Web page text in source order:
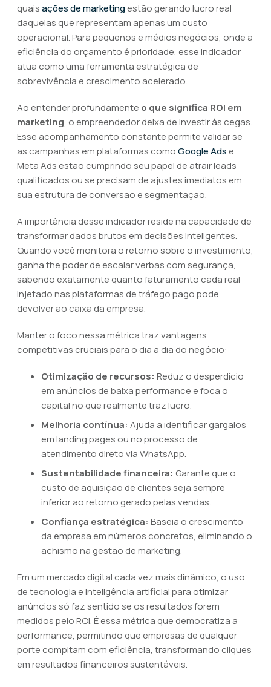
quaisações de marketingestão gerando lucro real
daquelas que representam apenas um custo
operacional. Para pequenos e médios negócios, onde a
eficiência do orçamento é prioridade, esse indicador
atua como uma ferramenta estratégica de
sobrevivência e crescimento acelerado.
Ao entender profundamente o que significa ROI em
marketing, o empreendedor deixa de investir às cegas.
Esse acompanhamento constante permite validar se
as campanhas em plataformas comoGoogle Ads e
Meta Ads estão cumprindo seu papel de atrair leads
qualificados ou se precisam de ajustes imediatos em
sua estrutura de conversão e segmentação.
A importância desse indicador reside na capacidade de
transformar dados brutos em decisões inteligentes.
Quando você monitora o retorno sobre o investimento,
ganha the poder de escalar verbas com segurança,
sabendo exatamente quanto faturamento cada real
injetado nas plataformas de tráfego pago pode
devolver ao caixa da empresa.
Manter o foco nessa métrica traz vantagens
competitivas cruciais para o dia a dia do negócio:
Otimização de recursos: Reduz o desperdício
em anúncios de baixa performance e foca o
capital no que realmente traz lucro.
Melhoria contínua: Ajuda a identificar gargalos
em landing pages ou no processo de
atendimento direto via WhatsApp.
Sustentabilidade financeira: Garante que o
custo de aquisição de clientes seja sempre
inferior ao retorno gerado pelas vendas.
Confiança estratégica: Baseia o crescimento
da empresa em números concretos, eliminando o
achismo na gestão de marketing.
Em um mercado digital cada vez mais dinâmico, o uso
de tecnologia e inteligência artificial para otimizar
anúncios só faz sentido se os resultados forem
medidos pelo ROI. É essa métrica que democratiza a
performance, permitindo que empresas de qualquer
porte compitam com eficiência, transformando cliques
em resultados financeiros sustentáveis.